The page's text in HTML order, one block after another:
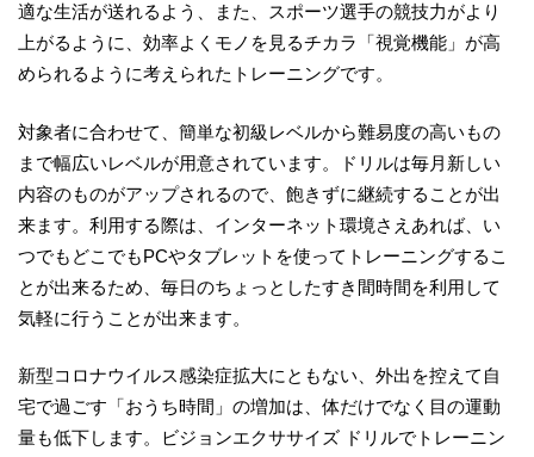
適な生活が送れるよう、また、スポーツ選手の競技力がより
上がるように、効率よくモノを見るチカラ「視覚機能」が高
められるように考えられたトレーニングです。
対象者に合わせて、簡単な初級レベルから難易度の高いもの
まで幅広いレベルが用意されています。ドリルは毎月新しい
内容のものがアップされるので、飽きずに継続することが出
来ます。利用する際は、インターネット環境さえあれば、い
つでもどこでもPCやタブレットを使ってトレーニングするこ
とが出来るため、毎日のちょっとしたすき間時間を利用して
気軽に行うことが出来ます。
新型コロナウイルス感染症拡大にともない、外出を控えて自
宅で過ごす「おうち時間」の増加は、体だけでなく目の運動
量も低下します。ビジョンエクササイズ ドリルでトレーニン